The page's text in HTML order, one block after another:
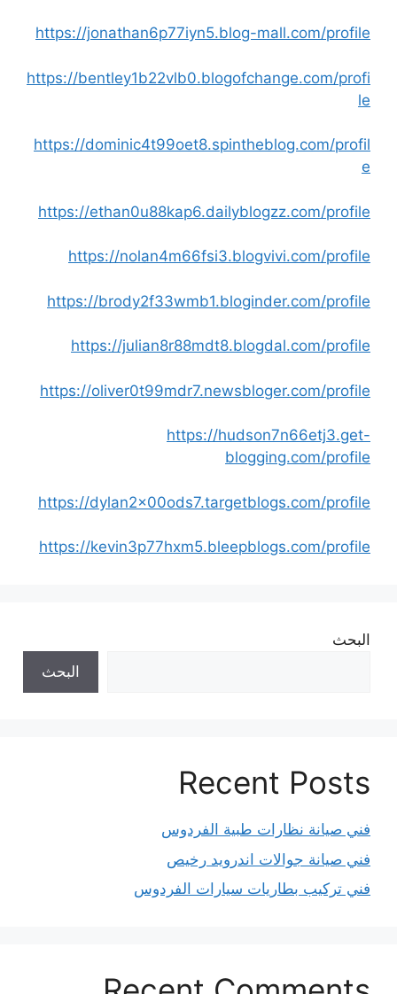
https://jonathan6p77iyn5.blog-mall.com/profile
https://bentley1b22vlb0.blogofchange.com/profi
le
https://dominic4t99oet8.spintheblog.com/profil
e
https://ethan0u88kap6.dailyblogzz.com/profile
https://nolan4m66fsi3.blogvivi.com/profile
https://brody2f33wmb1.bloginder.com/profile
https://julian8r88mdt8.blogdal.com/profile
https://oliver0t99mdr7.newsbloger.com/profile
https://hudson7n66etj3.get-
blogging.com/profile
https://dylan2x00ods7.targetblogs.com/profile
https://kevin3p77hxm5.bleepblogs.com/profile
البحث
البحث
Recent Posts
فني صيانة نظارات طبية الفردوس
فني صيانة جوالات اندرويد رخيص
فني تركيب بطاريات سيارات الفردوس